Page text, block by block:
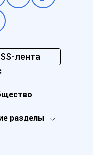
лента
разделы